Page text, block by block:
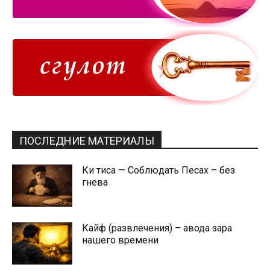
ПОСЛЕДНИЕ МАТЕРИАЛЫ
Ки тиса — Соблюдать Песах – без
гнева
Кайф (развлечения) – авода зара
нашего времени